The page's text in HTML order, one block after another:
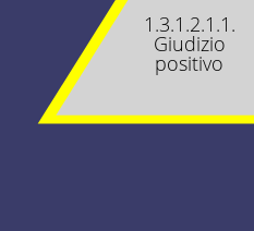
1.3.1.2.1.1.
Giudizio
positivo